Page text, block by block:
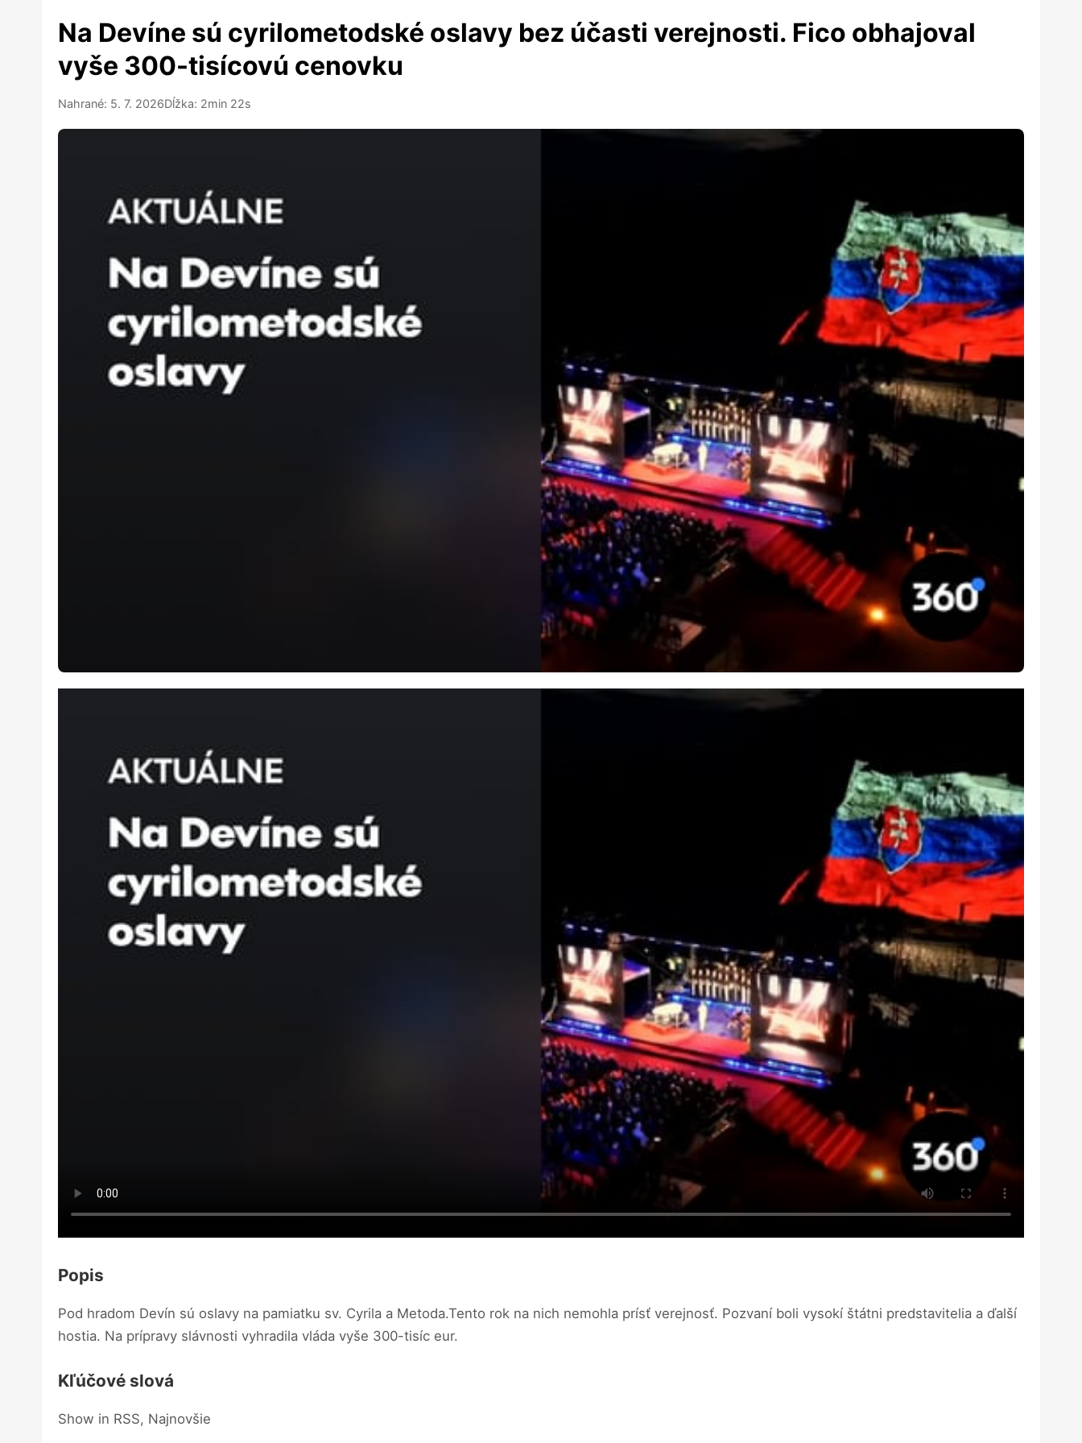
Na Devíne sú cyrilometodské oslavy bez účasti verejnosti. Fico obhajoval
vyše 300-tisícovú cenovku
Nahrané: 5. 7. 2026Dĺžka: 2min 22s
Popis
Pod hradom Devín sú oslavy na pamiatku sv. Cyrila a Metoda.Tento rok na nich nemohla prísť verejnosť. Pozvaní boli vysokí štátni predstavitelia a ďalší
hostia. Na prípravy slávnosti vyhradila vláda vyše 300-tisíc eur.
Kľúčové slová
Show in RSS, Najnovšie